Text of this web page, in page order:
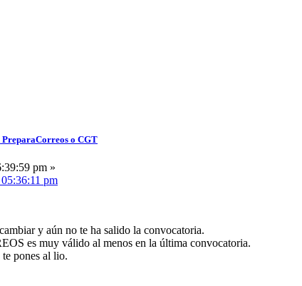
o CGT
pm »
pm
y aún no te ha salido la convocatoria.
es muy válido al menos en la última convocatoria.
pones al lio.